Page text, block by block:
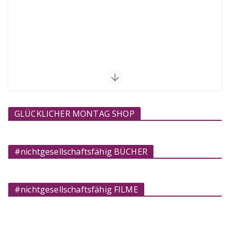
GLÜCKLICHER MONTAG SHOP
#nichtgesellschaftsfähig BÜCHER
#nichtgesellschaftsfähig FILME